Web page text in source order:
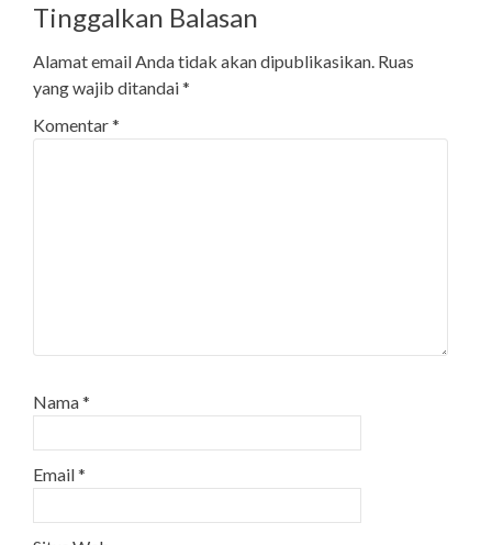
Tinggalkan Balasan
Alamat email Anda tidak akan dipublikasikan. Ruas
yang wajib ditandai*
Komentar*
Nama*
Email*